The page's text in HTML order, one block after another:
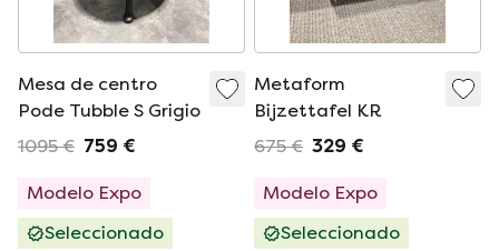
Mesa de centro
Pode Tubble S Grigio
1095 € 759 €
Modelo Expo
Seleccionado
Metaform
Bijzettafel KR
675 € 329 €
Modelo Expo
Seleccionado